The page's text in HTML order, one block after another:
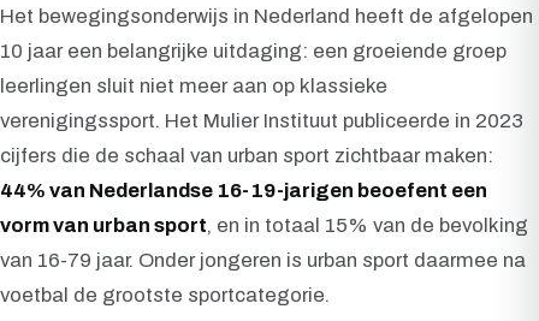
Het bewegingsonderwijs in Nederland heeft de afgelopen
10 jaar een belangrijke uitdaging: een groeiende groep
leerlingen sluit niet meer aan op klassieke
verenigingssport. Het Mulier Instituut publiceerde in 2023
cijfers die de schaal van urban sport zichtbaar maken:
44% van Nederlandse 16-19-jarigen beoefent een
vorm van urban sport, en in totaal 15% van de bevolking
van 16-79 jaar. Onder jongeren is urban sport daarmee na
voetbal de grootste sportcategorie.